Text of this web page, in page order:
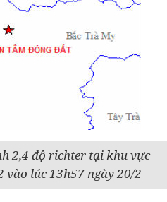
2,4 độ richter tại khu vực
vào lúc 13h57 ngày 20/2